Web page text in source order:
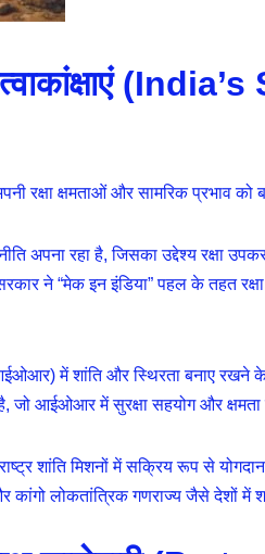
रक्षा क्षमताओं और सामरिक प्रभाव को
नीति अपना रहा है, जिसका उद्देश्य रक्षा
ने “मेक इन इंडिया” पहल के तहत
में शांति और स्थिरता बनाए रखने
आईओआर में सुरक्षा सहयोग और क्षमता
शांति मिशनों में सक्रिय रूप से
लोकतांत्रिक गणराज्य जैसे देशों में